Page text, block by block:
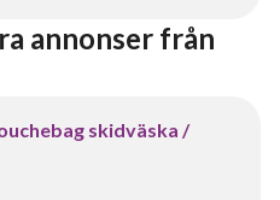
annonser från
skidväska /